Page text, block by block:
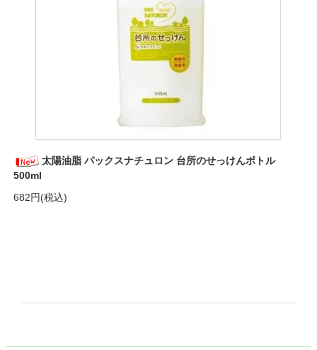
太陽油脂 パックスナチュロン 台所のせっけんボトル
500ml
682円(税込)